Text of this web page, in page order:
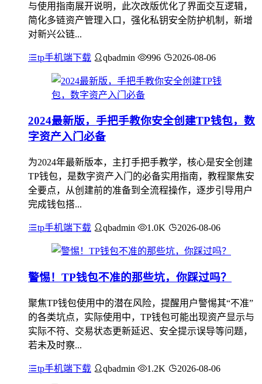
与使用指南展开说明，此次改版优化了界面交互逻辑，
简化多链资产管理入口，强化私钥安全防护机制，新增
对新兴公链...
tp手机端下载 qbadmin 996 2026-08-06
2024最新版，手把手教你安全创建TP钱包，数
字资产入门必备
为2024年最新版本，主打手把手教学，核心是安全创建
TP钱包，是数字资产入门的必备实用指南，教程聚焦安
全要点，从创建前的准备到全流程操作，逐步引导用户
完成钱包搭...
tp手机端下载 qbadmin 1.0K 2026-08-06
警惕！TP钱包不准的那些坑，你踩过吗？
聚焦TP钱包使用中的潜在风险，提醒用户警惕其“不准”
的各类坑点，实际使用中，TP钱包可能出现资产显示与
实际不符、交易状态更新延迟、安全提示误导等问题，
若未及时察...
tp手机端下载 qbadmin 1.2K 2026-08-06